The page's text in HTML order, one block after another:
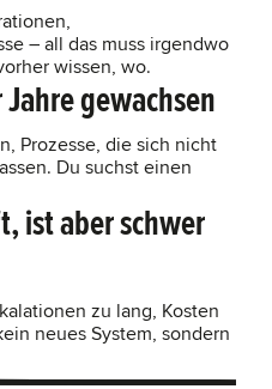
– all das muss irgendwo
wissen, wo.
gewachsen
Prozesse, die sich nicht
Du suchst einen
ist aber schwer
zu lang, Kosten
neues System, sondern